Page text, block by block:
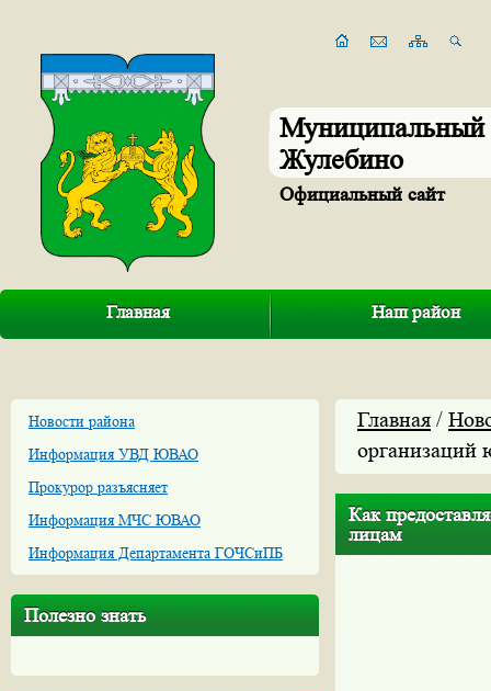
Муниципальный
Жулебино
Официальный сайт
Главная Наш район
Новости района
Информация УВД ЮВАО
Прокурор разъясняет
Информация МЧС ЮВАО
Информация Департамента ГОЧСиПБ
Полезно знать
Главная /
организаций
Как
лицам